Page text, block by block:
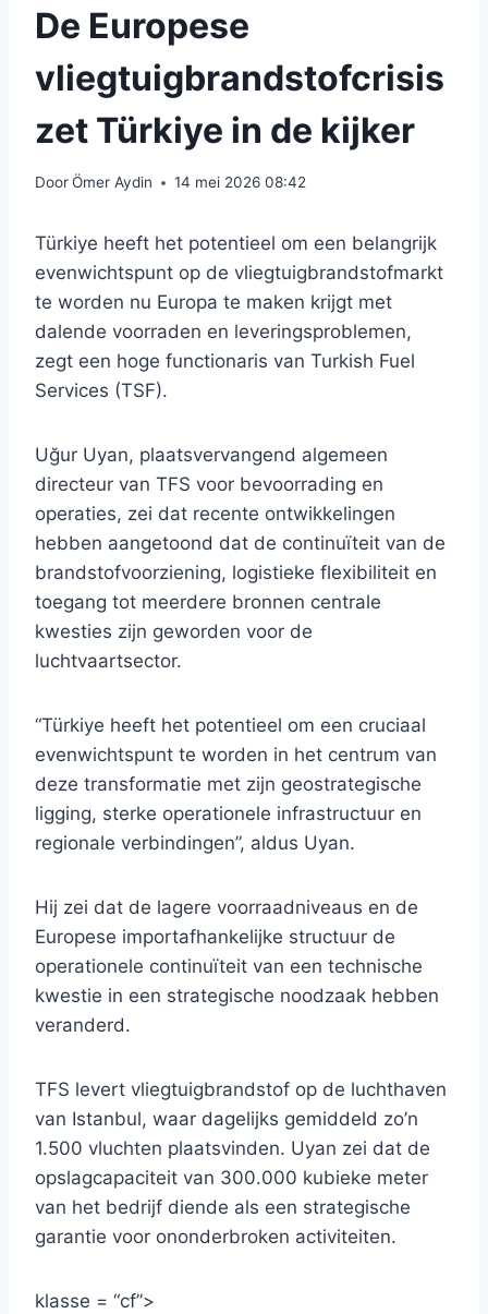
De Europese
vliegtuigbrandstofcrisis
zet Türkiye in de kijker
DoorÖmer Aydin 14 mei 2026 08:42
Türkiye heeft het potentieel om een ​​belangrijk
evenwichtspunt op de vliegtuigbrandstofmarkt
te worden nu Europa te maken krijgt met
dalende voorraden en leveringsproblemen,
zegt een hoge functionaris van Turkish Fuel
Services (TSF).
Uğur Uyan, plaatsvervangend algemeen
directeur van TFS voor bevoorrading en
operaties, zei dat recente ontwikkelingen
hebben aangetoond dat de continuïteit van de
brandstofvoorziening, logistieke flexibiliteit en
toegang tot meerdere bronnen centrale
kwesties zijn geworden voor de
luchtvaartsector.
“Türkiye heeft het potentieel om een ​​cruciaal
evenwichtspunt te worden in het centrum van
deze transformatie met zijn geostrategische
ligging, sterke operationele infrastructuur en
regionale verbindingen”, aldus Uyan.
Hij zei dat de lagere voorraadniveaus en de
Europese importafhankelijke structuur de
operationele continuïteit van een technische
kwestie in een strategische noodzaak hebben
veranderd.
TFS levert vliegtuigbrandstof op de luchthaven
van Istanbul, waar dagelijks gemiddeld zo’n
1.500 vluchten plaatsvinden. Uyan zei dat de
opslagcapaciteit van 300.000 kubieke meter
van het bedrijf diende als een strategische
garantie voor ononderbroken activiteiten.
klasse = “cf”>